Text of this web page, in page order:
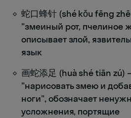
蛇口蜂针 (shé kǒu fēng
"змеиный рот, пчелиное
описывает злой,
язык
画蛇添足 (huà shé tiān zú)
"нарисовать змею и
ноги", обозначает
усложнения, портящие